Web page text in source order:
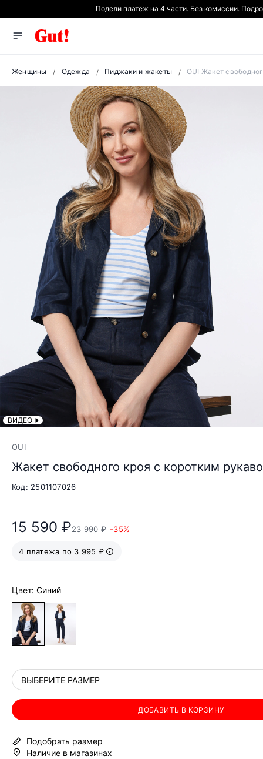
Подели платёж на 4 части. Без комиссии.
Женщины Одежда Пиджаки и жакеты OUI Жакет
ВИДЕО
OUI
Жакет свободного кроя с коротким
Код: 2501107026
15 590 ₽23 990 ₽ -35%
4 платежа по 3 995 ₽
Цвет: Синий
ВЫБЕРИТЕ РАЗМЕР
ДОБАВИТЬ В КОРЗИНУ
Подобрать размер
Наличие в магазинах